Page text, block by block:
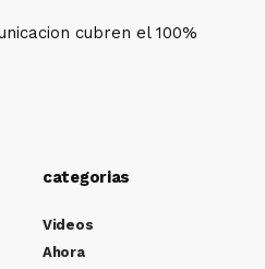
cubren el 100%
categorias
Videos
Ahora